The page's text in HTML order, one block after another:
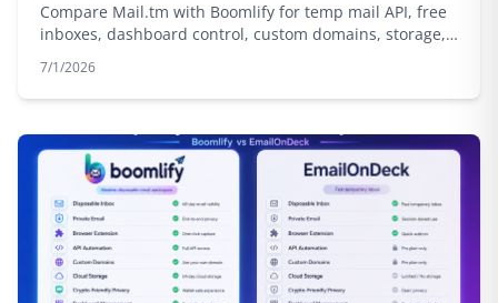
Compare Mail.tm with Boomlify for temp mail API, free
inboxes, dashboard control, custom domains, storage,
7/1/2026